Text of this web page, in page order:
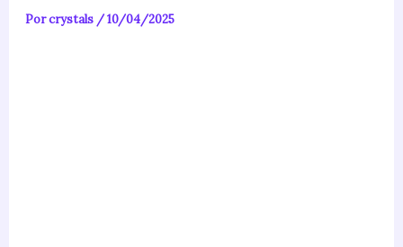
Porcrystals /10/04/2025